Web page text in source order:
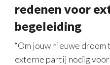
redenen voor
begeleiding
“Om jouw nieuwe
externe partij nodig